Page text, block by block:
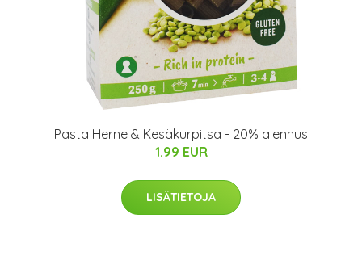
Pasta Herne & Kesäkurpitsa - 20% alennus
1.99 EUR
LISÄTIETOJA